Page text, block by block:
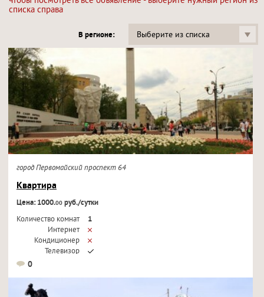
списка справа
В регионе: Выберите из списка
город Первомайский проспект 64
Квартира
Цена: 1000.00руб./сутки
Количество комнат
1
Интернет
Кондиционер
Телевизор
0